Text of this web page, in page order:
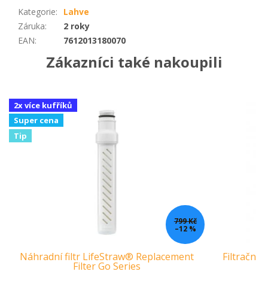
Kategorie:
Lahve
Záruka:
2 roky
EAN: 7612013180070
Zákazníci také nakoupili
2x více kufříků
Super cena
Tip
799 Kč
–12 %
Náhradní filtr LifeStraw® Replacement
Filter Go Series
Filtrační